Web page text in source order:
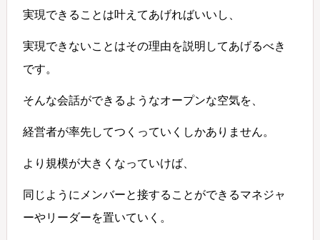
実現できることは叶えてあげればいいし、
実現できないことはその理由を説明してあげるべき
です。
そんな会話ができるようなオープンな空気を、
経営者が率先してつくっていくしかありません。
より規模が大きくなっていけば、
同じようにメンバーと接することができるマネジャ
ーやリーダーを置いていく。